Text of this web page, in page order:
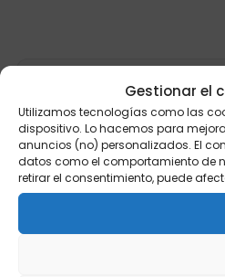
Gestionar el
Utilizamos tecnologías como las
dispositivo. Lo hacemos para
anuncios (no) personalizados. El
datos como el comportamiento de
retirar el consentimiento, puede
Eduardo
Miembro del
Ver más